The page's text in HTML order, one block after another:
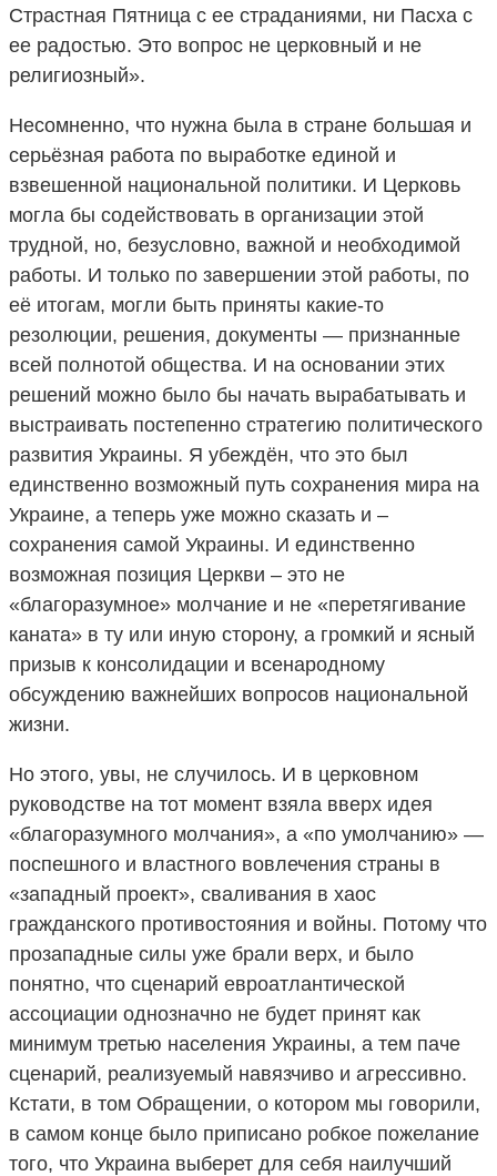
Страстная Пятница с ее страданиями, ни Пасха с
ее радостью. Это вопрос не церковный и не
религиозный».
Несомненно, что нужна была в стране большая и
серьёзная работа по выработке единой и
взвешенной национальной политики. И Церковь
могла бы содействовать в организации этой
трудной, но, безусловно, важной и необходимой
работы. И только по завершении этой работы, по
её итогам, могли быть приняты какие-то
резолюции, решения, документы — признанные
всей полнотой общества. И на основании этих
решений можно было бы начать вырабатывать и
выстраивать постепенно стратегию политического
развития Украины. Я убеждён, что это был
единственно возможный путь сохранения мира на
Украине, а теперь уже можно сказать и –
сохранения самой Украины. И единственно
возможная позиция Церкви – это не
«благоразумное» молчание и не «перетягивание
каната» в ту или иную сторону, а громкий и ясный
призыв к консолидации и всенародному
обсуждению важнейших вопросов национальной
жизни.
Но этого, увы, не случилось. И в церковном
руководстве на тот момент взяла вверх идея
«благоразумного молчания», а «по умолчанию» —
поспешного и властного вовлечения страны в
«западный проект», сваливания в хаос
гражданского противостояния и войны. Потому что
прозападные силы уже брали верх, и было
понятно, что сценарий евроатлантической
ассоциации однозначно не будет принят как
минимум третью населения Украины, а тем паче
сценарий, реализуемый навязчиво и агрессивно.
Кстати, в том Обращении, о котором мы говорили,
в самом конце было приписано робкое пожелание
того, что Украина выберет для себя наилучший